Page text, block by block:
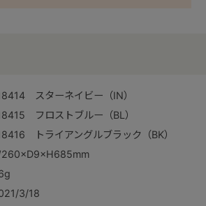
スターネイビー（IN）
フロストブルー（BL）
トライアングルブラック（BK）
3/18